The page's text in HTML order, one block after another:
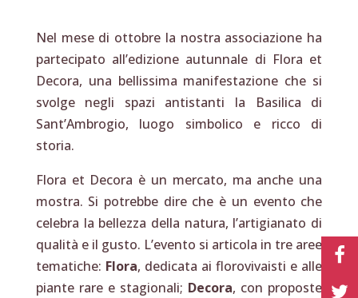
Nel mese di ottobre la nostra associazione ha
partecipato all’edizione autunnale di Flora et
Decora, una bellissima manifestazione che si
svolge negli spazi antistanti la Basilica di
Sant’Ambrogio, luogo simbolico e ricco di
storia.
Flora et Decora è un mercato, ma anche una
mostra. Si potrebbe dire che è un evento che
celebra la bellezza della natura, l’artigianato di
qualità e il gusto. L’evento si articola in tre aree
tematiche: Flora, dedicata ai florovivaisti e alle
piante rare e stagionali; Decora, con proposte